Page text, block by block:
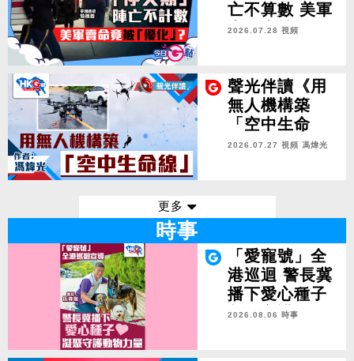
亡不算數 美軍
賣命竟被「優
2026.07.28 視頻
聲光伴讀《用
無人機構築
「空中生命
線」》作者：
2026.07.27 視頻 馮煒光
更多
時事
「愛寵號」全
港巡迴 警長冀
播下愛心種子
凝聚守護動物
2026.08.06 時事